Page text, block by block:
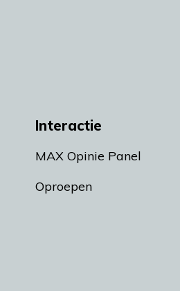
Interactie
MAX Opinie Panel
Oproepen